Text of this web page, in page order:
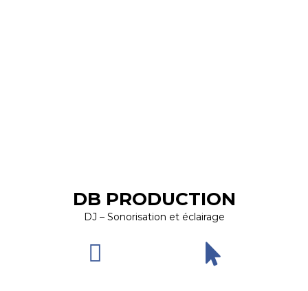
DB PRODUCTION
DJ – Sonorisation et éclairage